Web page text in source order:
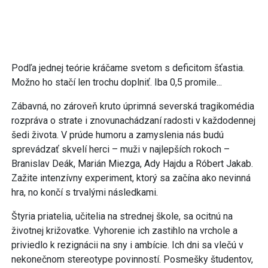
Podľa jednej teórie kráčame svetom s deficitom šťastia.
Možno ho stačí len trochu doplniť. Iba 0,5 promile...
Zábavná, no zároveň kruto úprimná severská tragikomédia
rozpráva o strate i znovunachádzaní radosti v každodennej
šedi života. V prúde humoru a zamyslenia nás budú
sprevádzať skvelí herci – muži v najlepších rokoch –
Branislav Deák, Marián Miezga, Ady Hajdu a Róbert Jakab.
Zažite intenzívny experiment, ktorý sa začína ako nevinná
hra, no končí s trvalými následkami.
Štyria priatelia, učitelia na strednej škole, sa ocitnú na
životnej križovatke. Vyhorenie ich zastihlo na vrchole a
priviedlo k rezignácii na sny i ambície. Ich dni sa vlečú v
nekonečnom stereotype povinností. Posmešky študentov,